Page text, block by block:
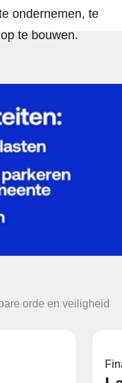
ondernemen, te
te bouwen.
orde en veiligheid